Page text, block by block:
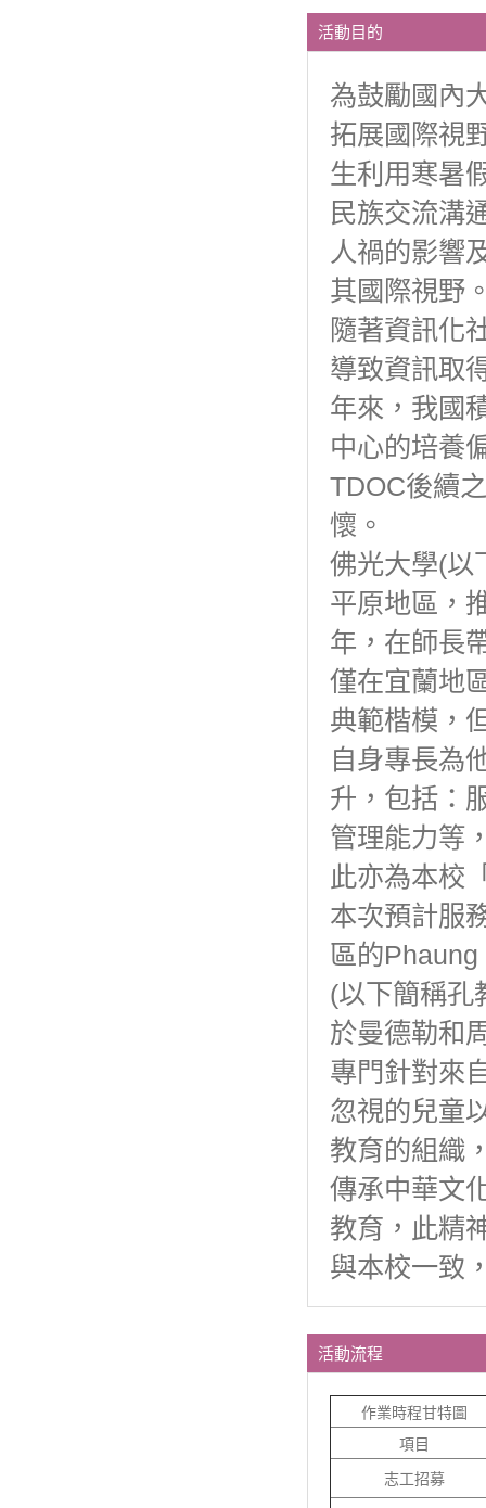
活動目的
為鼓勵國內
拓展國際視
生利用寒暑
民族交流溝
人禍的影響
其國際視野
隨著資訊化
導致資訊取
年來，我國
中心的培養
TDOC後續
懷。
佛光大學(以
平原地區，
年，在師長
僅在宜蘭地
典範楷模，
自身專長為
升，包括：
管理能力等
此亦為本校
本次預計服
區的
(以下簡稱孔
於曼德勒和
專門針對來
忽視的兒童
教育的組織
傳承中華文
教育，此精
與本校一致
活動流程
作業時程甘特圖
項目
志工招募